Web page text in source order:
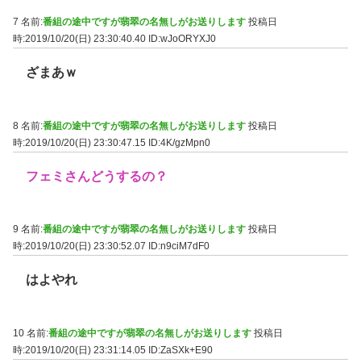
7 名前:番組の途中ですが翡翠の名無しがお送りします 投稿日
時:2019/10/20(日) 23:30:40.40 ID:wJoORYXJ0
ざまあｗ
8 名前:番組の途中ですが翡翠の名無しがお送りします 投稿日
時:2019/10/20(日) 23:30:47.15 ID:4K/gzMpn0
フェミさんどうするの？
9 名前:番組の途中ですが翡翠の名無しがお送りします 投稿日
時:2019/10/20(日) 23:30:52.07
ID:n9ciM7dF0
はよやれ
10 名前:番組の途中ですが翡翠の名無しがお送りします 投稿日
時:2019/10/20(日) 23:31:14.05 ID:ZaSXk+E90